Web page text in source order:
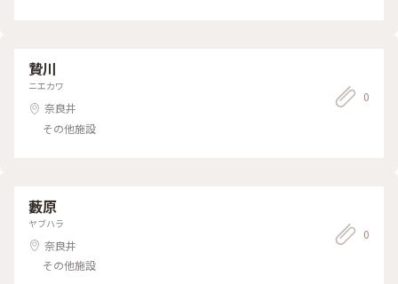
贄川
ニエカワ
奈良井
その他施設
0
藪原
ヤブハラ
奈良井
その他施設
0